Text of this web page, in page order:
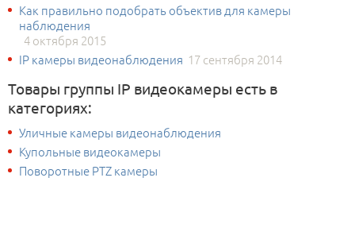
Как правильно подобрать объектив для камеры
наблюдения
4 октября 2015
IP камеры видеонаблюдения 17 сентября 2014
Товары группы IP видеокамеры есть в
категориях:
Уличные камеры видеонаблюдения
Купольные видеокамеры
Поворотные PTZ камеры